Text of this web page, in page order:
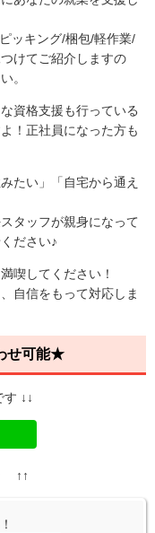
ッキング/梱包/軽作業/
けてご紹介しますの
。
資格支援も行っている
！正社員になった方も
たい」「自宅から通え
タッフが親身になって
ださい♪
喫してください！
自信をもって対応しま
せ可能★
↓↓
↑↑